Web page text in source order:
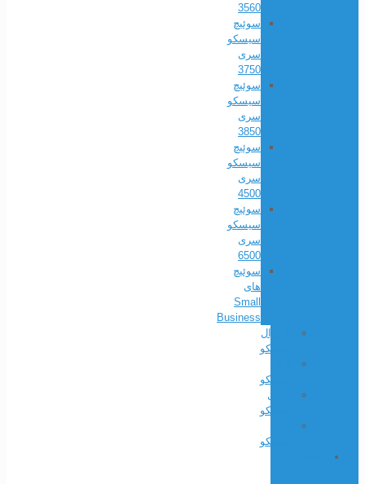
3560
سوئیچ
سیسکو
سری
3750
سوئیچ
سیسکو
سری
3850
سوئیچ
سیسکو
سری
4500
سوئیچ
سیسکو
سری
6500
سوئیچ
های
Small
Business
فایروال
سیسکو
سیسکو
ماژول
سیسکو
سیسکو